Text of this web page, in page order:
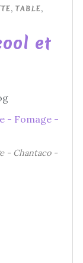
, TABLE,
et
- Chantaco -